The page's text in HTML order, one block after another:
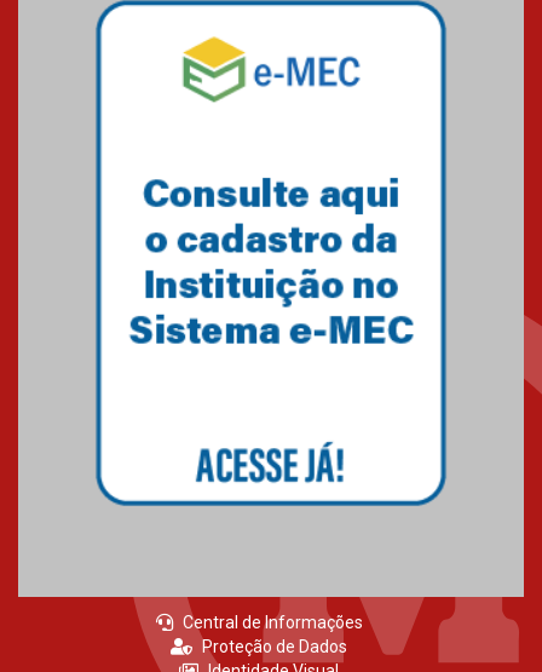
Mackenzie mobiliza campanha
solidária para apoiar famílias em
Minas Gerais
Primeiro culto do ano ressalta o
27.02.2026
Central de Informações
Proteção de Dados